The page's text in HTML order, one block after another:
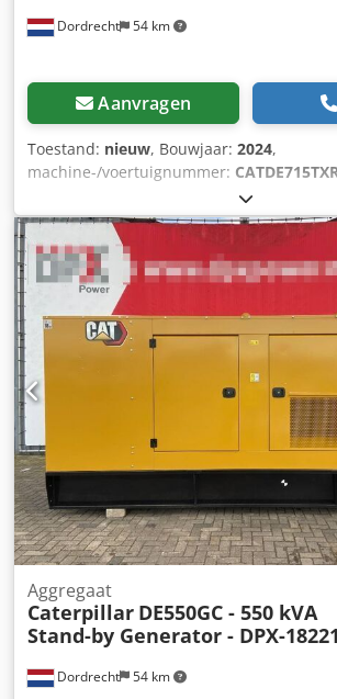
Dordrecht 54 km
Aanvragen
Toestand: nieuw, Bouwjaar: 2024,
machine-/voertuignummer:
, motorfabrikant:
Toepassingsdoel: Bouw Leeggewicht:
Generatorvermogen: 715 kVA
187 x 229 cm CE-markering: ja
Productieland: CN Neem contact op met
meer informatie. Dsdpfx Acjxvk H Rjrskr
en toebehoren = - Accu -
Tankwagen
Dordrecht 54 km
Aggregaat
Caterpillar DE550GC - 550 kVA
Stand-by Generator - DPX-18221